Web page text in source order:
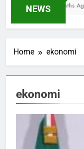
NEWS4 Months Ago
Home ekonomi
ekonomi